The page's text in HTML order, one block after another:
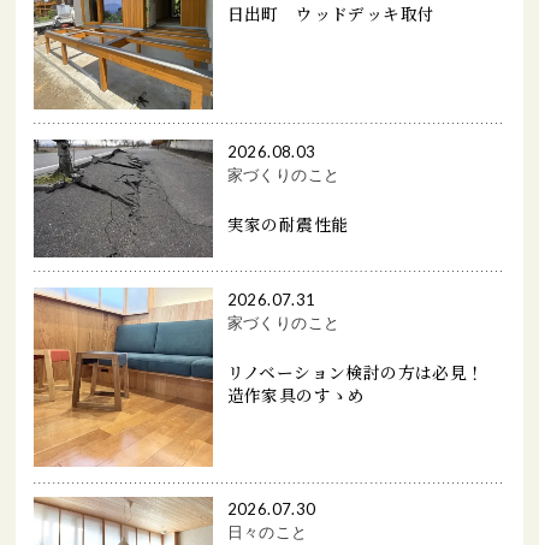
日出町 ウッドデッキ取付
2026.08.03
家づくりのこと
実家の耐震性能
2026.07.31
家づくりのこと
リノベーション検討の方は必見！
造作家具のすゝめ
2026.07.30
日々のこと